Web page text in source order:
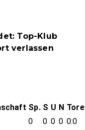
Top-Klub
verlassen
Sp. S U N Tore
0 0 0 0 0:0